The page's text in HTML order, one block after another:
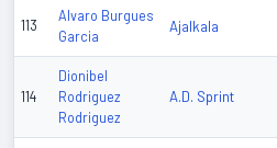
113
Alvaro Burgues
Garcia
Ajalkala
114
Dionibel
Rodriguez
Rodriguez
A.D. Sprint